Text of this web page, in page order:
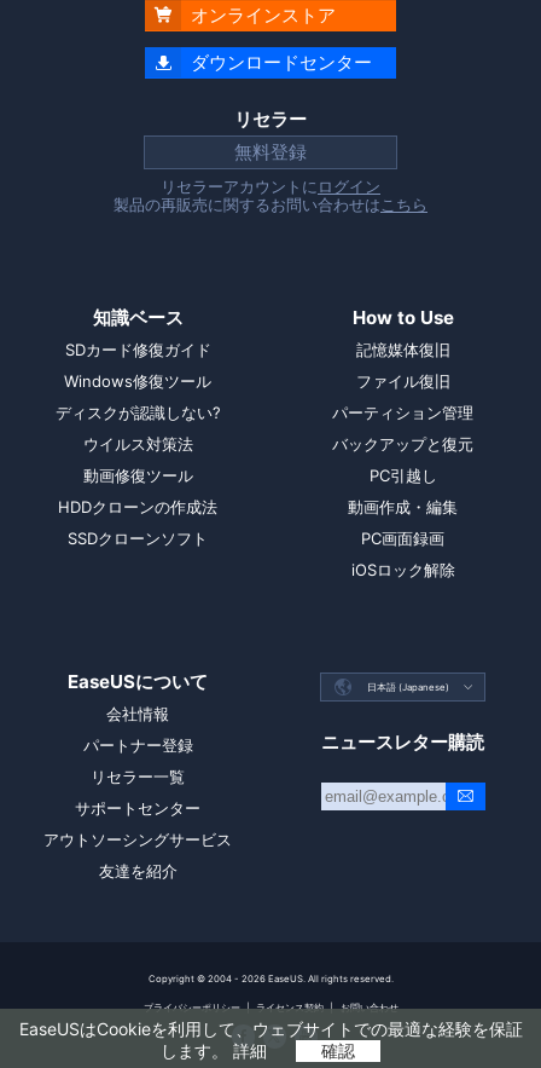
EaseUSはCookieを利用して、ウェブサイトでの最適な経験を保証
します。 詳細 確認
 オンラインストア
 ダウンロードセンター
リセラー
無料登録
リセラーアカウントに ログイン
製品の再販売に関するお問い合わせは こちら
知識ベース
SDカード修復ガイド
Windows修復ツール
ディスクが認識しない?
ウイルス対策法
動画修復ツール
HDDクローンの作成法
SSDクローンソフト
How to Use
記憶媒体復旧
ファイル復旧
パーティション管理
バックアップと復元
PC引越し
動画作成・編集
PC画面録画
iOSロック解除
EaseUSについて
会社情報
パートナー登録
リセラー一覧
サポートセンター
アウトソーシングサービス
友達を紹介
 日本語 (Japanese) 
ニュースレター購読
Copyright © 2004 - 2026EaseUS. All rights reserved.
プライバシーポリシー | ライセンス契約 | お問い合わせ
  